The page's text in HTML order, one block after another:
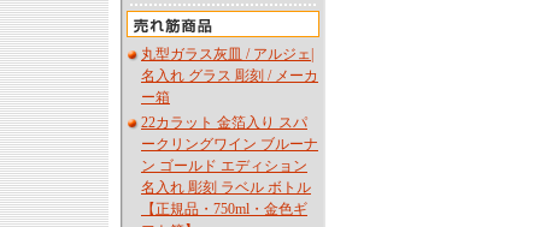
丸型ガラス灰皿 / アルジェ|
名入れ グラス 彫刻 / メーカ
ー箱
22カラット 金箔入り スパ
ークリングワイン ブルーナ
ン ゴールド エディション
名入れ 彫刻 ラベル ボトル
【正規品・750ml・金色ギ